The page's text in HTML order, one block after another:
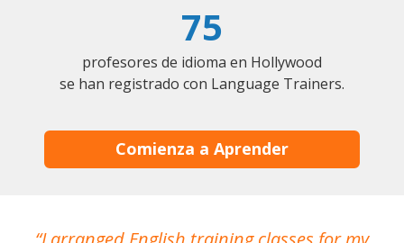
75
profesores de idioma en Hollywood
se han registrado con Language Trainers.
Comienza a Aprender